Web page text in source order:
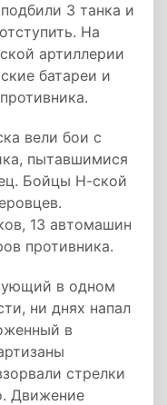
3 танка и
На
артиллерии
батареи и
вели бои с
пытавшимися
Бойцы Н-ской
13 автомашин
противника.
в одном
ни днях напал
в
стрелки
Движение